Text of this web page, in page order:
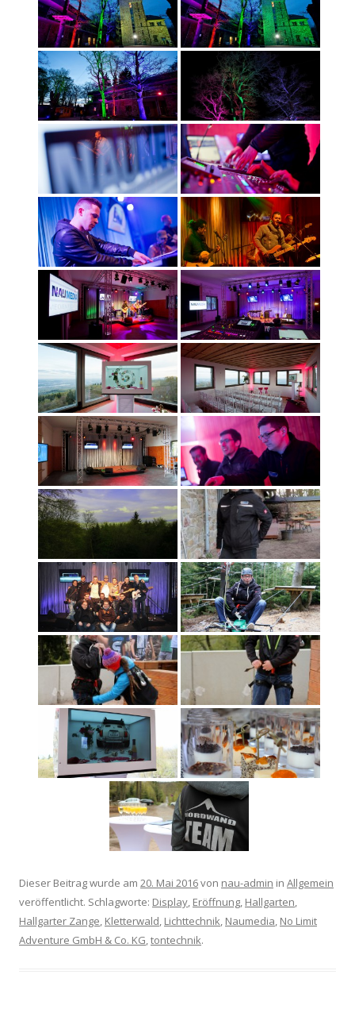
Dieser Beitrag wurde am 20. Mai 2016von nau-admin in Allgemein
veröffentlicht. Schlagworte: Display, Eröffnung, Hallgarten,
Hallgarter Zange, Kletterwald, Lichttechnik, Naumedia, No Limit
Adventure GmbH & Co. KG,tontechnik.